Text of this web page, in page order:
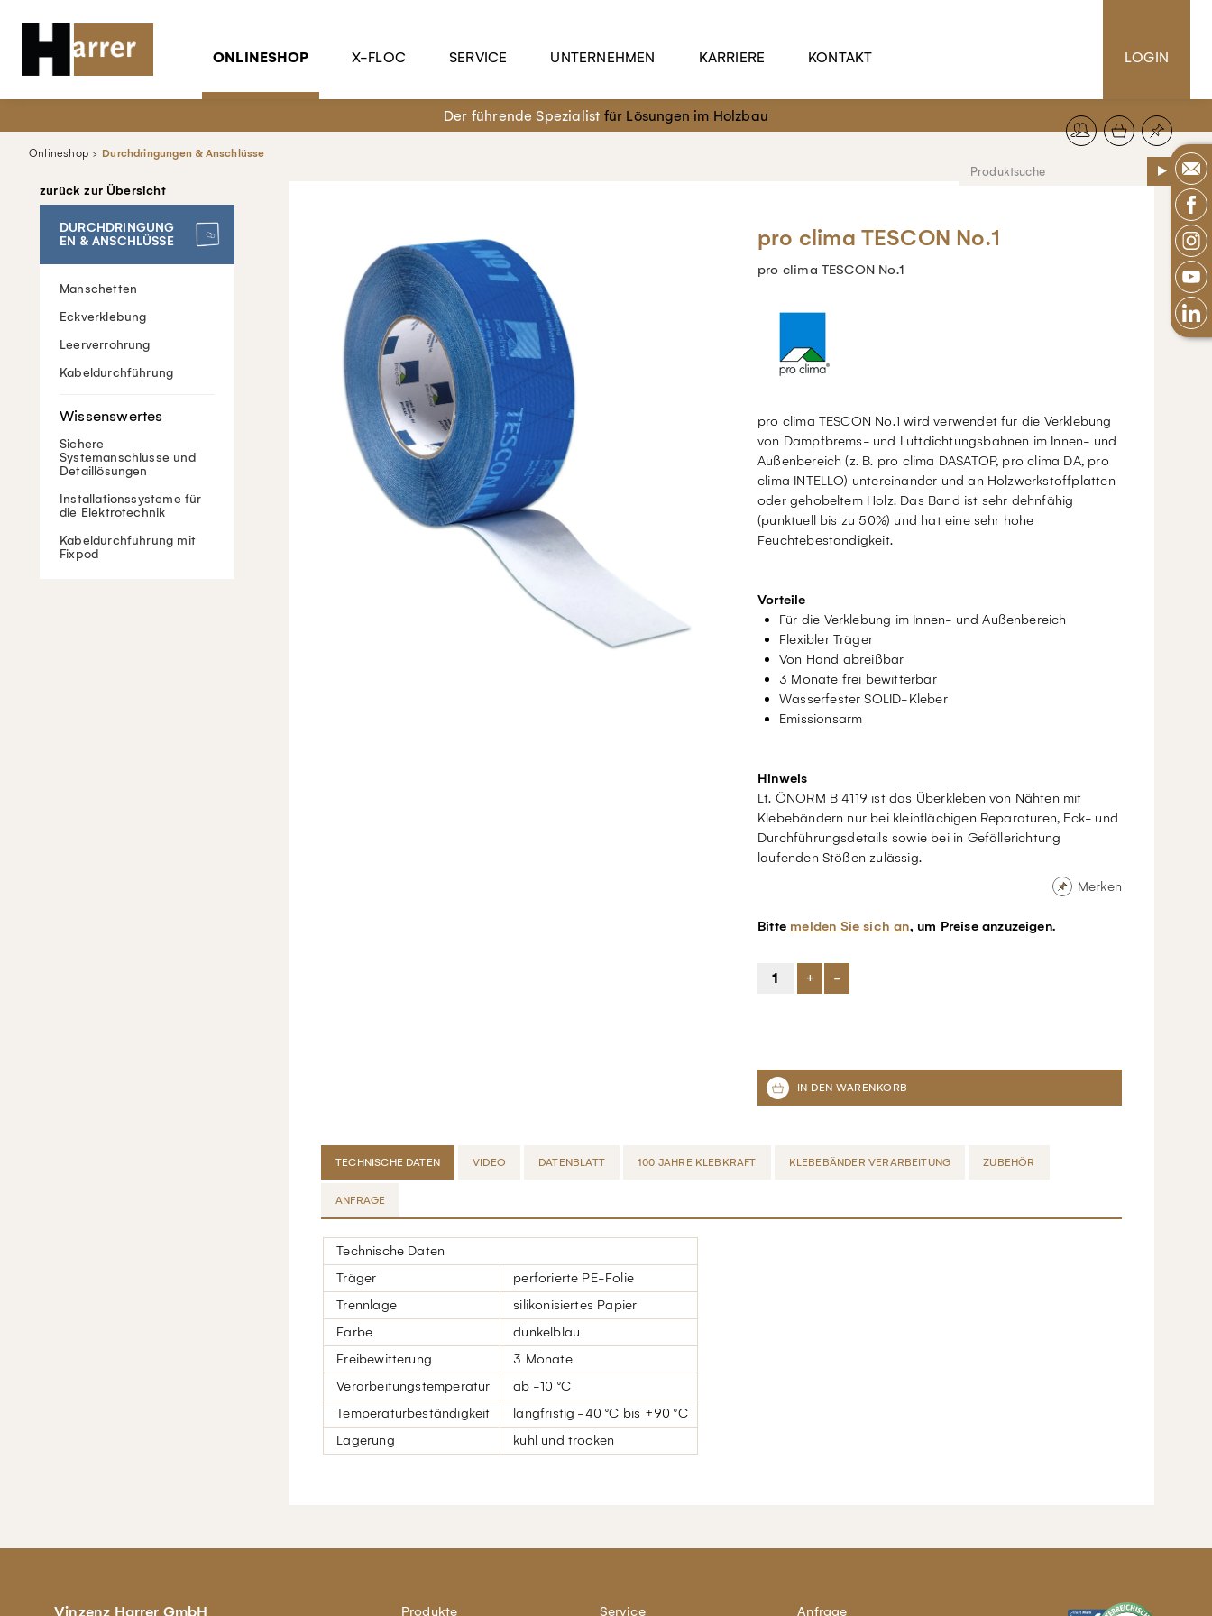
ONLINESHOP X-FLOC SERVICE UNTERNEHMEN KARRIERE KONTAKT LOGIN
Der führende Spezialist für Lösungen im Holzbau
Onlineshop Durchdringungen & Anschlüsse
zurück zur Übersicht
DURCHDRINGUNG
EN & ANSCHLÜSSE
Manschetten
Eckverklebung
Leerverrohrung
Kabeldurchführung
Sichere
Systemanschlüsse und
Detaillösungen
Installationssysteme für
die Elektrotechnik
Kabeldurchführung mit
Fixpod
pro clima TESCON No.1
pro clima TESCON No.1
pro clima TESCON No.1 wird verwendet für die Verklebung
von Dampfbrems- und Luftdichtungsbahnen im Innen- und
Außenbereich (z. B. pro clima DASATOP, pro clima DA, pro
clima INTELLO) untereinander und an Holzwerkstoffplatten
oder gehobeltem Holz. Das Band ist sehr dehnfähig
(punktuell bis zu 50%) und hat eine sehr hohe
Feuchtebeständigkeit.
Vorteile
Für die Verklebung im Innen- und Außenbereich
Flexibler Träger
Von Hand abreißbar
3 Monate frei bewitterbar
Wasserfester SOLID-Kleber
Emissionsarm
Hinweis
Lt. ÖNORM B 4119 ist das Überkleben von Nähten mit
Klebebändern nur bei kleinflächigen Reparaturen, Eck- und
Durchführungsdetails sowie bei in Gefällerichtung
laufenden Stößen zulässig.
Merken
Bitte melden Sie sich an, um Preise anzuzeigen.
+ -
TECHNISCHE DATEN VIDEO DATENBLATT 100 JAHRE KLEBKRAFT KLEBEBÄNDER VERARBEITUNG ZUBEHÖR
ANFRAGE
Technische Daten
Träger
perforierte PE-Folie
Trennlage
silikonisiertes Papier
Farbe
dunkelblau
Freibewitterung
3 Monate
Verarbeitungstemperatur
ab -10 °C
Temperaturbeständigkeit
langfristig -40 °C bis +90 °C
Lagerung
kühl und trocken
Vinzenz Harrer GmbH Produkte Service Anfrage